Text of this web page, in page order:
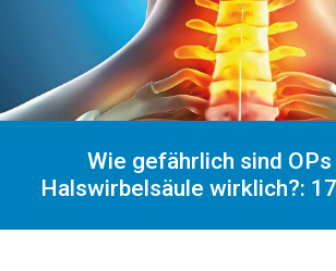
Wie gefährlich sind OPs
Halswirbelsäule wirklich?: